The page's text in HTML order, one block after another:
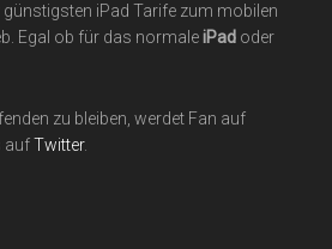
iPad Tarife zum mobilen
Egal ob für das normaleiPad oder
zu bleiben, werdet Fan auf
aufTwitter.